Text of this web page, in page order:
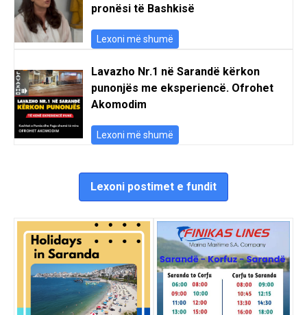
pronësi të Bashkisë
Lexoni më shumë
Lavazho Nr.1 në Sarandë kërkon
punonjës me eksperiencë. Ofrohet
Akomodim
Lexoni më shumë
Lexoni postimet e fundit